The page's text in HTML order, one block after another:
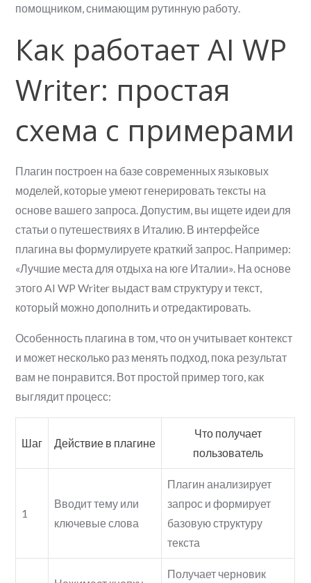
помощником, снимающим рутинную работу.
Как работает AI WP
Writer: простая
схема с примерами
Плагин построен на базе современных языковых
моделей, которые умеют генерировать тексты на
основе вашего запроса. Допустим, вы ищете идеи для
статьи о путешествиях в Италию. В интерфейсе
плагина вы формулируете краткий запрос. Например:
«Лучшие места для отдыха на юге Италии». На основе
этого AI WP Writer выдаст вам структуру и текст,
который можно дополнить и отредактировать.
Особенность плагина в том, что он учитывает контекст
и может несколько раз менять подход, пока результат
вам не понравится. Вот простой пример того, как
выглядит процесс:
Шаг Действие в плагине
Что получает
пользователь
1
Вводит тему или
ключевые слова
Плагин анализирует
запрос и формирует
базовую структуру
текста
Получает черновик